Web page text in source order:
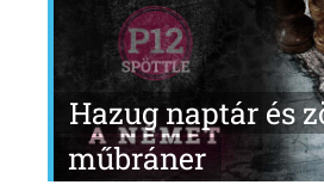
Hazug naptár és
műbráner